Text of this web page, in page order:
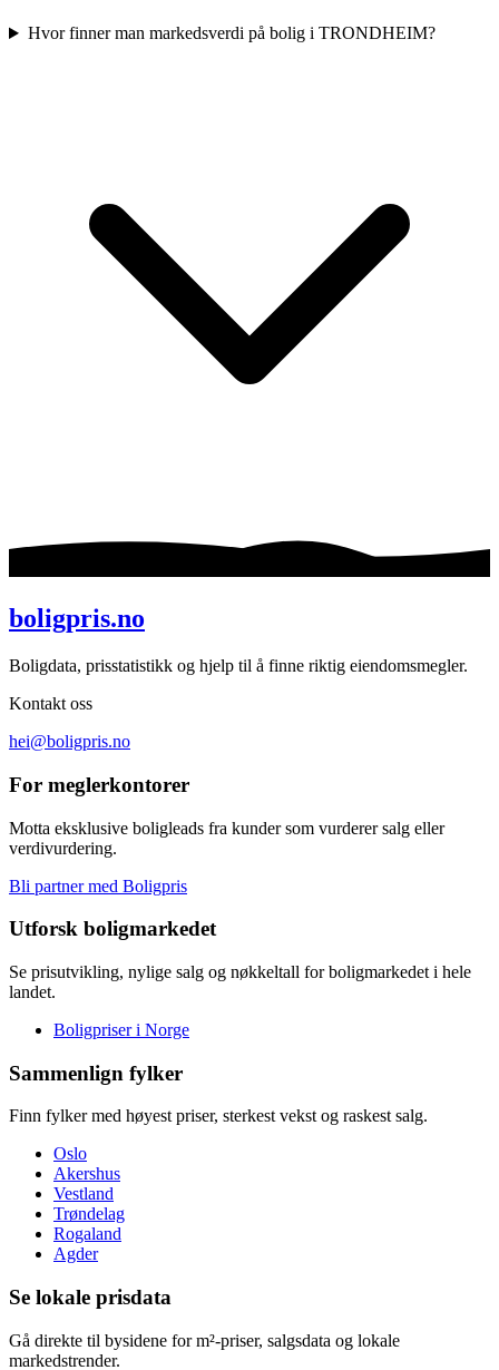
Hvor finner man markedsverdi på bolig i TRONDHEIM?
boligpris.no
Boligdata, prisstatistikk og hjelp til å finne riktig eiendomsmegler.
Kontakt oss
hei@boligpris.no
For meglerkontorer
Motta eksklusive boligleads fra kunder som vurderer salg eller
verdivurdering.
Bli partner med Boligpris
Utforsk boligmarkedet
Se prisutvikling, nylige salg og nøkkeltall for boligmarkedet i hele
landet.
Boligpriser i Norge
Sammenlign fylker
Finn fylker med høyest priser, sterkest vekst og raskest salg.
Oslo
Akershus
Vestland
Trøndelag
Rogaland
Agder
Se lokale prisdata
Gå direkte til bysidene for m²-priser, salgsdata og lokale
markedstrender.